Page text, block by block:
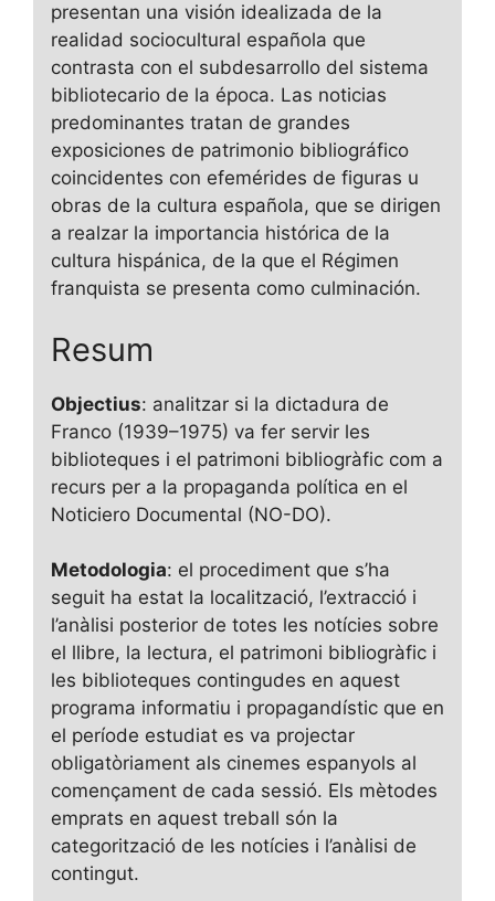
presentan una visión idealizada de la
realidad sociocultural española que
contrasta con el subdesarrollo del sistema
bibliotecario de la época. Las noticias
predominantes tratan de grandes
exposiciones de patrimonio bibliográfico
coincidentes con efemérides de figuras u
obras de la cultura española, que se dirigen
a realzar la importancia histórica de la
cultura hispánica, de la que el Régimen
franquista se presenta como culminación.
Resum
Objectius: analitzar si la dictadura de
Franco (1939–1975) va fer servir les
biblioteques i el patrimoni bibliogràfic com a
recurs per a la propaganda política en el
Noticiero Documental (NO-DO).
Metodologia: el procediment que s’ha
seguit ha estat la localització, l’extracció i
l’anàlisi posterior de totes les notícies sobre
el llibre, la lectura, el patrimoni bibliogràfic i
les biblioteques contingudes en aquest
programa informatiu i propagandístic que en
el període estudiat es va projectar
obligatòriament als cinemes espanyols al
començament de cada sessió. Els mètodes
emprats en aquest treball són la
categorització de les notícies i l’anàlisi de
contingut.